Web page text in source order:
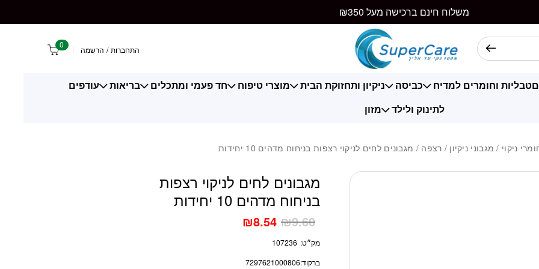
משלוח חינם ברכישה מעל ₪350
התחברות / הרשמה 0
טבליות וחומרים למדיח כביסה ניקיון ותחזוקת הבית מוצרי טיפוח חד פעמי ומתכלים בריאות
עודפים
לתינוק ולילד
מזון
ניקוי / מגבוני ניקיון / רצפה / מגבונים לחים לניקוי רצפות בניחוח מדהים 10 יחידות
מגבונים לחים לניקוי רצפות
בניחוח מדהים 10 יחידות
₪9.60
₪8.54
מק״ט: 107236
ברקוד:7297621000806